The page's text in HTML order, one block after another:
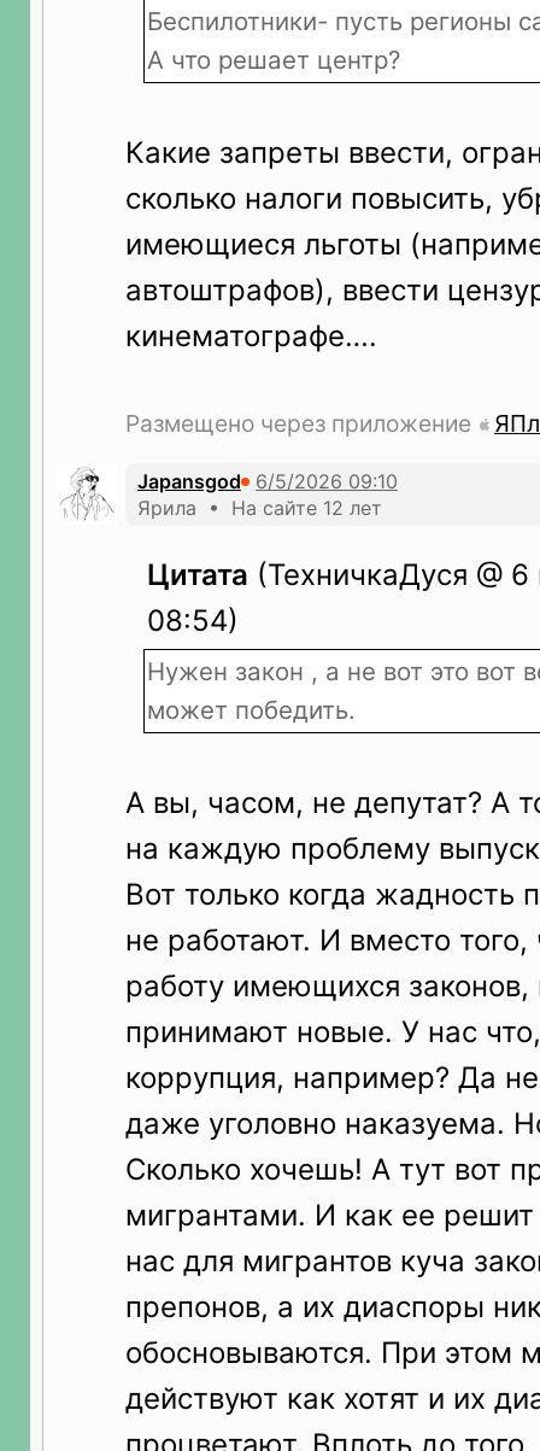
Беспилотники- пусть регионы
А что решает центр?
Какие запреты ввести,
сколько налоги повысить,
имеющиеся льготы
автоштрафов), ввести
кинематографе….
Размещено через приложение
Japansgod
Ярила • На сайте 12 лет
Цитата (ТехничкаДуся @
08:54)
Нужен закон , а не вот это вот
может победить.
А вы, часом, не депутат? А
на каждую проблему
Вот только когда жадность
не работают. И вместо
работу имеющихся законов,
принимают новые. У нас
коррупция, например? Да
даже уголовно наказуема.
Сколько хочешь! А тут вот
мигрантами. И как ее решит
нас для мигрантов куча
препонов, а их диаспоры
обосновываются. При этом
действуют как хотят и их